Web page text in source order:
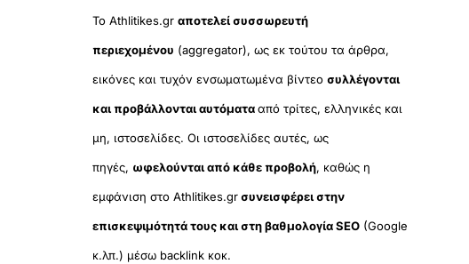
Το Athlitikes.gr αποτελεί συσσωρευτή
περιεχομένου (aggregator), ως εκ τούτου τα άρθρα,
εικόνες και τυχόν ενσωματωμένα βίντεο συλλέγονται
και προβάλλονται αυτόματααπό τρίτες, ελληνικές και
μη, ιστοσελίδες. Οι ιστοσελίδες αυτές, ως
πηγές, ωφελούνται από κάθε προβολή, καθώς η
εμφάνιση στο Athlitikes.grσυνεισφέρει στην
επισκεψιμότητά τους και στη βαθμολογία SEO(Google
κ.λπ.) μέσω backlink κοκ.